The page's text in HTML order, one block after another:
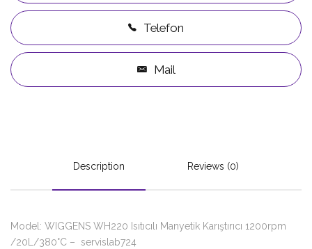
Telefon
Mail
Description Reviews (0)
Model: WIGGENS WH220 Isıtıcılı Manyetik Karıştırıcı 1200rpm
/20L/380°C – servislab724